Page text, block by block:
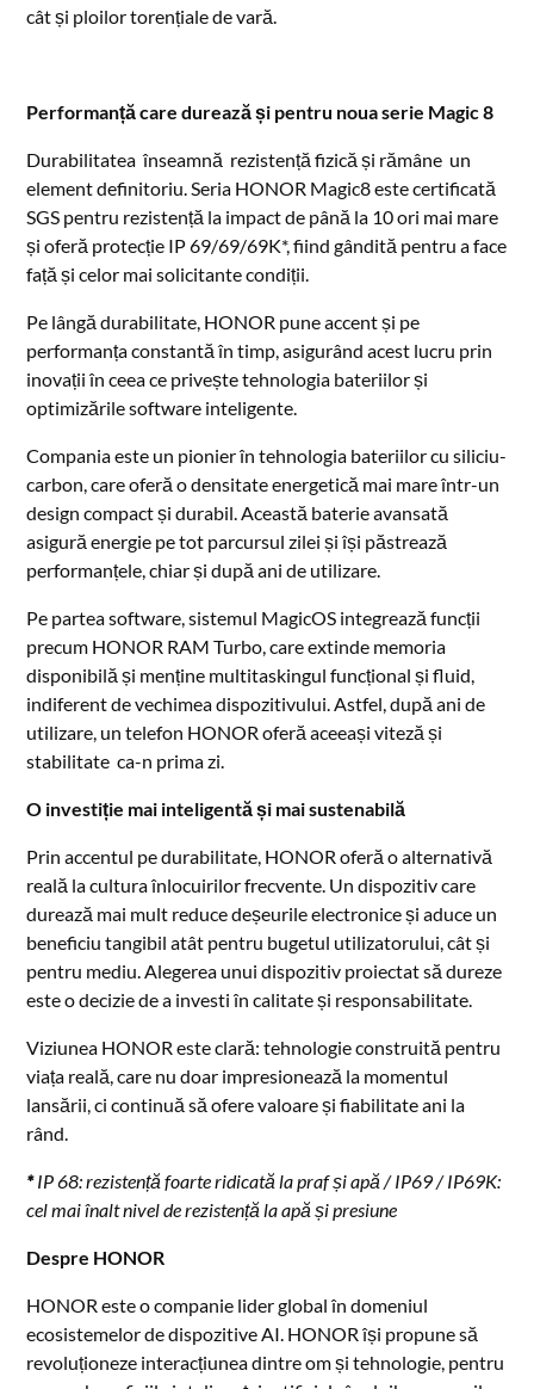
cât și ploilor torențiale de vară.
Performanță care durează și pentru noua serie Magic 8
Durabilitatea înseamnă rezistență fizică și rămâne un
element definitoriu. Seria HONOR Magic8 este certificată
SGS pentru rezistență la impact de până la 10 ori mai mare
și oferă protecție IP 69/69/69K*, fiind gândită pentru a face
față și celor mai solicitante condiții.
Pe lângă durabilitate, HONOR pune accent și pe
performanța constantă în timp, asigurând acest lucru prin
inovații în ceea ce privește tehnologia bateriilor și
optimizările software inteligente.
Compania este un pionier în tehnologia bateriilor cu siliciu-
carbon, care oferă o densitate energetică mai mare într-un
design compact și durabil. Această baterie avansată
asigură energie pe tot parcursul zilei și își păstrează
performanțele, chiar și după ani de utilizare.
Pe partea software, sistemul MagicOS integrează funcții
precum HONOR RAM Turbo, care extinde memoria
disponibilă și menține multitaskingul funcțional și fluid,
indiferent de vechimea dispozitivului. Astfel, după ani de
utilizare, un telefon HONOR oferă aceeași viteză și
stabilitate ca-n prima zi.
O investiție mai inteligentă și mai sustenabilă
Prin accentul pe durabilitate, HONOR oferă o alternativă
reală la cultura înlocuirilor frecvente. Un dispozitiv care
durează mai mult reduce deșeurile electronice și aduce un
beneficiu tangibil atât pentru bugetul utilizatorului, cât și
pentru mediu. Alegerea unui dispozitiv proiectat să dureze
este o decizie de a investi în calitate și responsabilitate.
Viziunea HONOR este clară: tehnologie construită pentru
viața reală, care nu doar impresionează la momentul
lansării, ci continuă să ofere valoare și fiabilitate ani la
rând.
*IP 68: rezistență foarte ridicată la praf și apă / IP69 / IP69K:
cel mai înalt nivel de rezistență la apă și presiune
Despre HONOR
HONOR este o companie lider global în domeniul
ecosistemelor de dispozitive AI. HONOR își propune să
revoluționeze interacțiunea dintre om și tehnologie, pentru